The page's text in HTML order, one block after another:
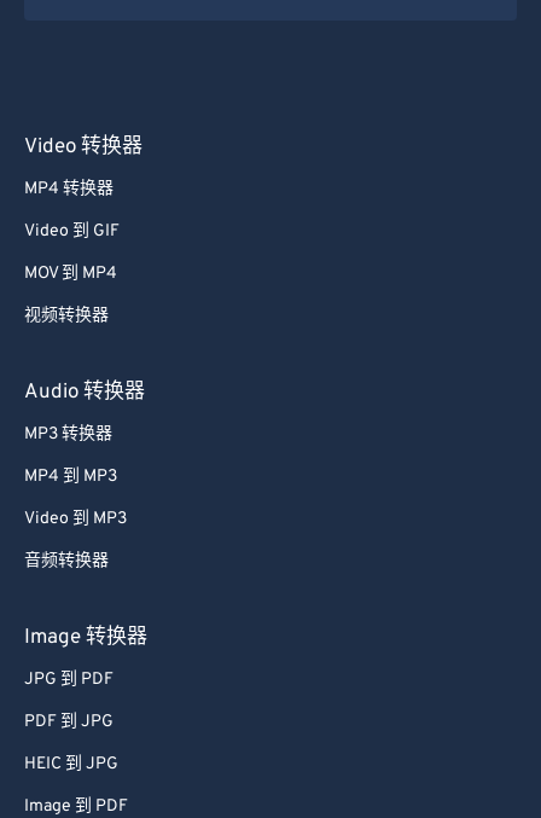
Video 转换器
MP4 转换器
Video 到 GIF
MOV 到 MP4
视频转换器
Audio 转换器
MP3 转换器
MP4 到 MP3
Video 到 MP3
音频转换器
Image 转换器
JPG 到 PDF
PDF 到 JPG
HEIC 到 JPG
Image 到 PDF